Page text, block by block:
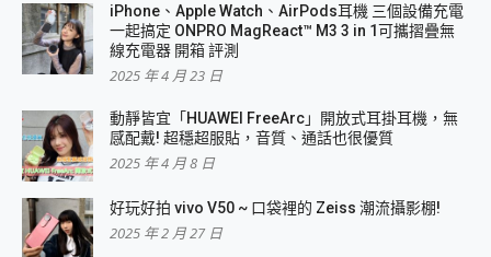
iPhone、Apple Watch、AirPods耳機 三個設備充電
一起搞定 ONPRO MagReact™ M3 3 in 1可攜摺疊無
線充電器 開箱 評測
2025 年 4 月 23 日
動靜皆宜「HUAWEI FreeArc」開放式耳掛耳機，無
感配戴! 超穩超服貼，音質、通話也很優質
2025 年 4 月 8 日
好玩好拍 vivo V50 ~ 口袋裡的 Zeiss 潮流攝影棚!
2025 年 2 月 27 日